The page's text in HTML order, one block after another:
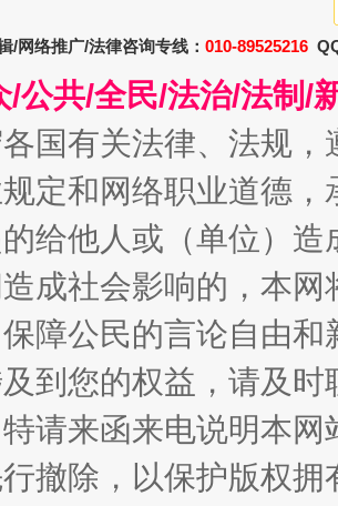
窑火 生生不息 一
/网络推广/法律咨询专线： 010-89525216
/公共/全民/法治/法制/
国有关法律、法规
定和网络职业道德
给他人或（单位）
成社会影响的，本
障公民的言论自由
到您的权益，请及
请来函来电说明本
撤除，以保护版权